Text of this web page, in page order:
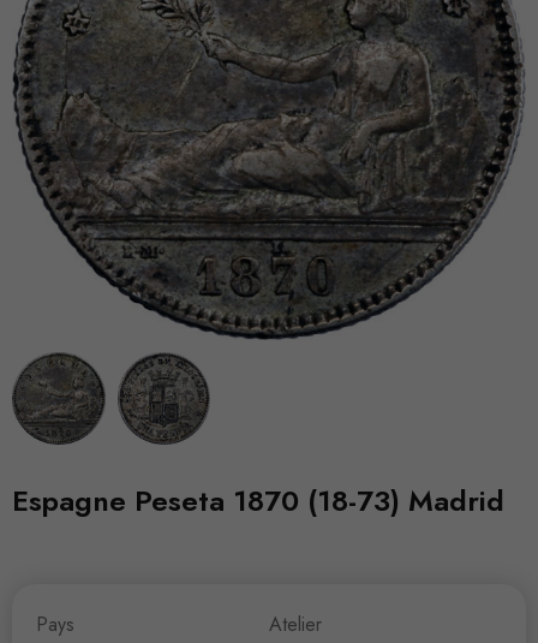
Espagne Peseta 1870 (18-73) Madrid
Pays
Atelier